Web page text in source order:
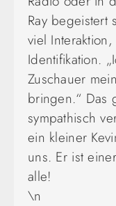
Ray begeistert
viel
Identifikation.
Zuschauer
bringen.“ Das
sympathisch
ein kleiner
uns. Er ist
alle!
\n